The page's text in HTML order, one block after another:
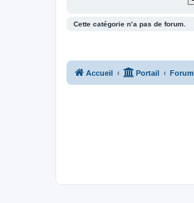
Cette catégorie n’a pas de forum.
Accueil Portail Forum